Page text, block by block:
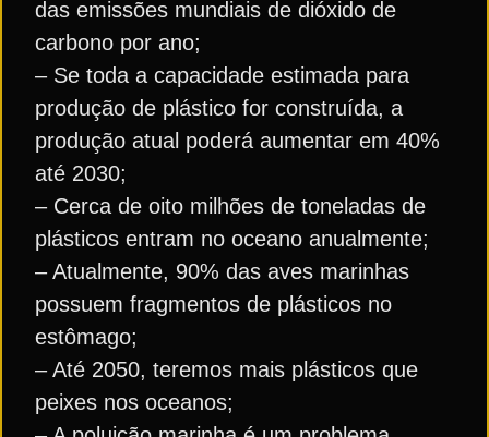
das emissões mundiais de dióxido de
carbono por ano;
– Se toda a capacidade estimada para
produção de plástico for construída, a
produção atual poderá aumentar em 40%
até 2030;
– Cerca de oito milhões de toneladas de
plásticos entram no oceano anualmente;
– Atualmente, 90% das aves marinhas
possuem fragmentos de plásticos no
estômago;
– Até 2050, teremos mais plásticos que
peixes nos oceanos;